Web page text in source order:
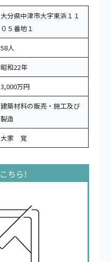
大分県中津市大字東浜１１
０５番地１
58人
昭和22年
3,000万円
建築材料の販売・施工及び
製造
大家 覚